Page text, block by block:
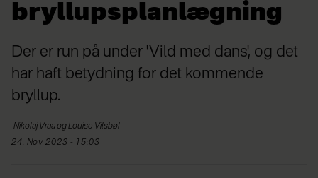
bryllupsplanlægning
Der er run på under 'Vild med dans', og det
har haft betydning for det kommende
bryllup.
Nikolaj Vraa ogLouise Vilsbøl
24. Nov 2023 - 15:03